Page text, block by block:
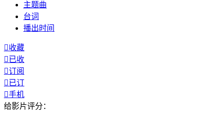
主题曲
台词
播出时间
收藏
已收
订阅
已订
手机
给影片评分：